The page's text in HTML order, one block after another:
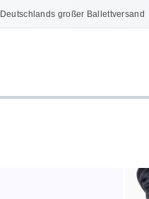
Deutschlands großer Ballettversand